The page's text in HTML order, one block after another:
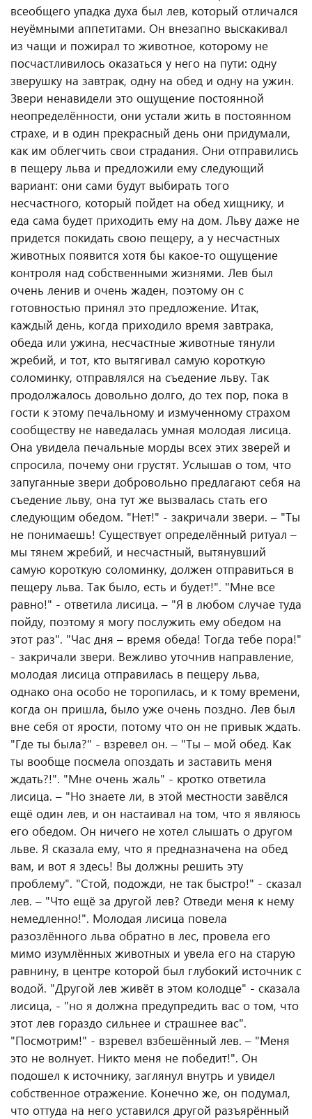
всеобщего упадка духа был лев, который отличался
неуёмными аппетитами. Он внезапно выскакивал
из чащи и пожирал то животное, которому не
посчастливилось оказаться у него на пути: одну
зверушку на завтрак, одну на обед и одну на ужин.
Звери ненавидели это ощущение постоянной
неопределённости, они устали жить в постоянном
страхе, и в один прекрасный день они придумали,
как им облегчить свои страдания. Они отправились
в пещеру льва и предложили ему следующий
вариант: они сами будут выбирать того
несчастного, который пойдет на обед хищнику, и
еда сама будет приходить ему на дом. Льву даже не
придется покидать свою пещеру, а у несчастных
животных появится хотя бы какое-то ощущение
контроля над собственными жизнями. Лев был
очень ленив и очень жаден, поэтому он с
готовностью принял это предложение. Итак,
каждый день, когда приходило время завтрака,
обеда или ужина, несчастные животные тянули
жребий, и тот, кто вытягивал самую короткую
соломинку, отправлялся на съедение льву. Так
продолжалось довольно долго, до тех пор, пока в
гости к этому печальному и измученному страхом
сообществу не наведалась умная молодая лисица.
Она увидела печальные морды всех этих зверей и
спросила, почему они грустят. Услышав о том, что
запуганные звери добровольно предлагают себя на
съедение льву, она тут же вызвалась стать его
следующим обедом. "Нет!" - закричали звери. – "Ты
не понимаешь! Существует определённый ритуал –
мы тянем жребий, и несчастный, вытянувший
самую короткую соломинку, должен отправиться в
пещеру льва. Так было, есть и будет!". "Мне все
равно!" - ответила лисица. – "Я в любом случае туда
пойду, поэтому я могу послужить ему обедом на
этот раз". "Час дня – время обеда! Тогда тебе пора!"
- закричали звери. Вежливо уточнив направление,
молодая лисица отправилась в пещеру льва,
однако она особо не торопилась, и к тому времени,
когда он пришла, было уже очень поздно. Лев был
вне себя от ярости, потому что он не привык ждать.
"Где ты была?" - взревел он. – "Ты – мой обед. Как
ты вообще посмела опоздать и заставить меня
ждать?!". "Мне очень жаль" - кротко ответила
лисица. – "Но знаете ли, в этой местности завёлся
ещё один лев, и он настаивал на том, что я являюсь
его обедом. Он ничего не хотел слышать о другом
льве. Я сказала ему, что я предназначена на обед
вам, и вот я здесь! Вы должны решить эту
проблему". "Стой, подожди, не так быстро!" - сказал
лев. – "Что ещё за другой лев? Отведи меня к нему
немедленно!". Молодая лисица повела
разозлённого льва обратно в лес, провела его
мимо изумлённых животных и увела его на старую
равнину, в центре которой был глубокий источник с
водой. "Другой лев живёт в этом колодце" - сказала
лисица, - "но я должна предупредить вас о том, что
этот лев гораздо сильнее и страшнее вас".
"Посмотрим!" - взревел взбешённый лев. – "Меня
это не волнует. Никто меня не победит!". Он
подошел к источнику, заглянул внутрь и увидел
собственное отражение. Конечно же, он подумал,
что оттуда на него уставился другой разъярённый